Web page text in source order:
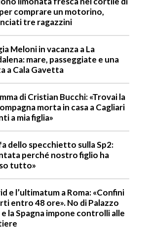
comprare un motorino,
tre ragazzini
Meloni in vacanza a La
mare, passeggiate e una
a Cala Gavetta
di Cristian Bucchi: «Trovai la
morta in casa a Cagliari
a mia figlia»
dello specchietto sulla Sp2:
perché nostro figlio ha
tutto»
e l’ultimatum a Roma: «Confini
entro 48 ore». No di Palazzo
e la Spagna impone controlli alle